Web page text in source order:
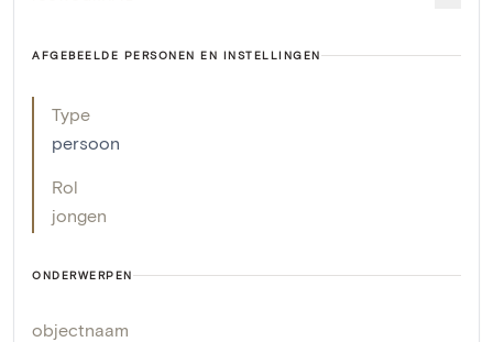
AFGEBEELDE PERSONEN EN INSTELLINGEN
Type
persoon
Rol
jongen
ONDERWERPEN
objectnaam